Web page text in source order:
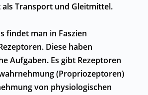
Transport und Gleitmittel.
findet man in Faszien
Diese haben
Aufgaben. Es gibt Rezeptoren
(Propriozeptoren)
von physiologischen